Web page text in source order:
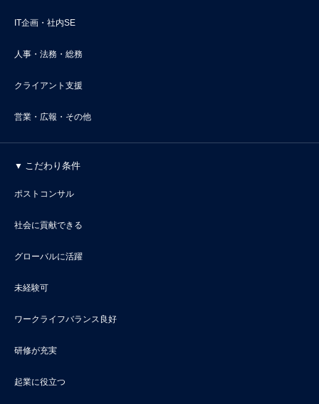
IT企画・社内SE
人事・法務・総務
クライアント支援
営業・広報・その他
こだわり条件
ポストコンサル
社会に貢献できる
グローバルに活躍
未経験可
ワークライフバランス良好
研修が充実
起業に役立つ